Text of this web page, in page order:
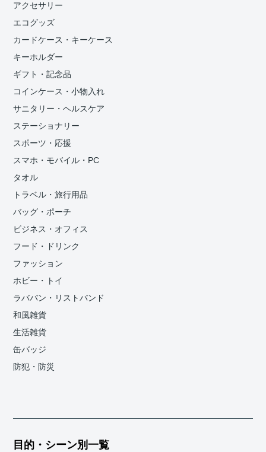
アクセサリー
エコグッズ
カードケース・キーケース
キーホルダー
ギフト・記念品
コインケース・小物入れ
サニタリー・ヘルスケア
ステーショナリー
スポーツ・応援
スマホ・モバイル・PC
タオル
トラベル・旅行用品
バッグ・ポーチ
ビジネス・オフィス
フード・ドリンク
ファッション
ホビー・トイ
ラババン・リストバンド
和風雑貨
生活雑貨
缶バッジ
防犯・防災
目的・シーン別一覧